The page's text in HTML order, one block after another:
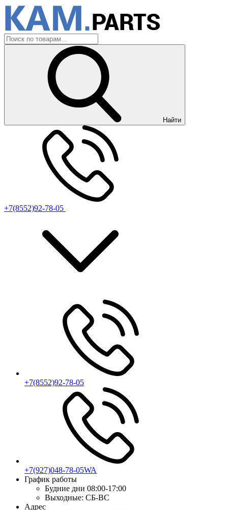
Найти
+7(8552)92-78-05
+7(8552)92-78-05
+7(927)048-78-05WA
График работы
Будние дни 08:00-17:00
Выходные: СБ-ВС
Адрес